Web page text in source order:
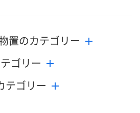
置のカテゴリー
ゴリー
テゴリー